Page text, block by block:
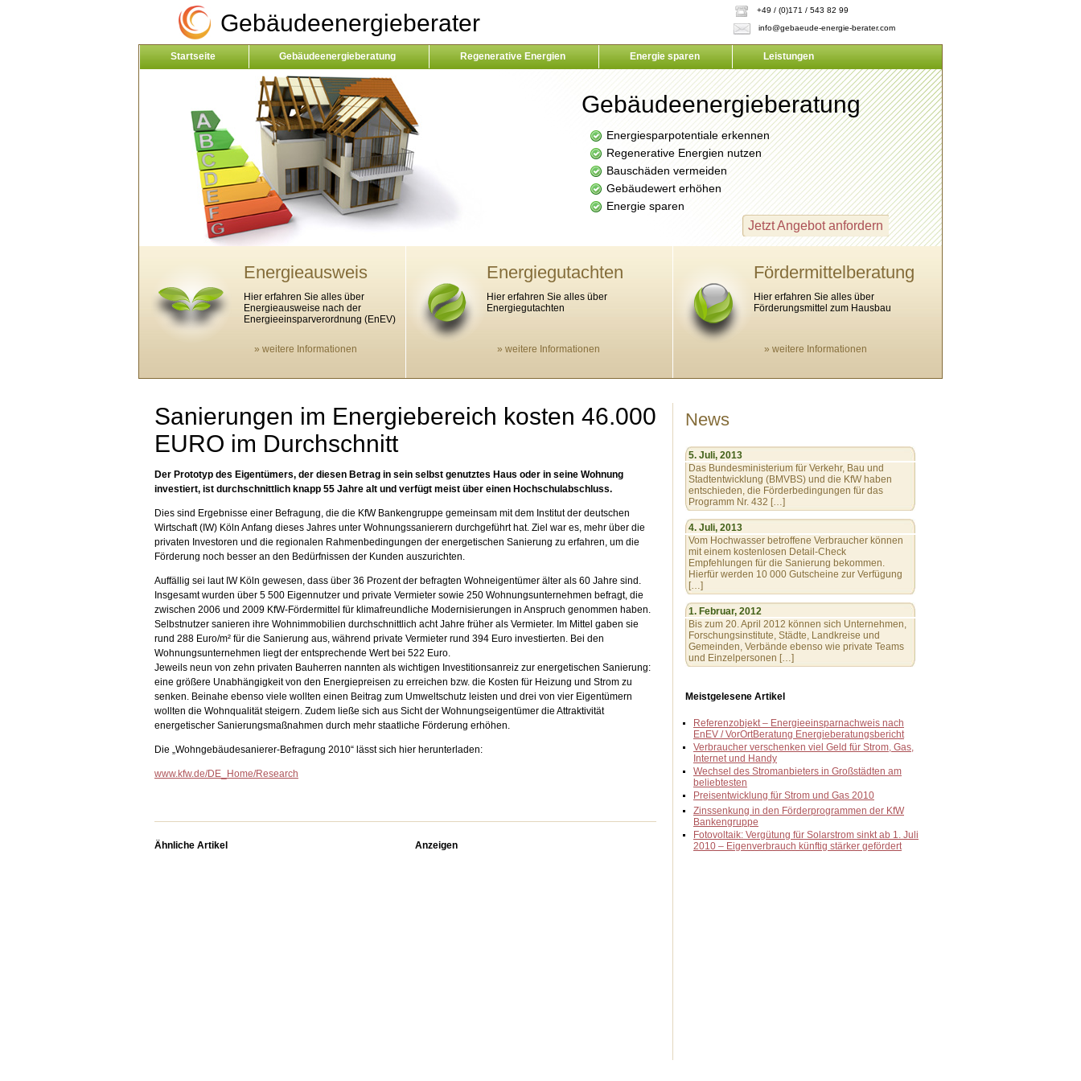
Gebäudeenergieberater
+49 / (0)171 / 543 82 99
info@gebaeude-energie-berater.com
Startseite Gebäudeenergieberatung Regenerative Energien Energie sparen Leistungen
Gebäudeenergieberatung
Energiesparpotentiale erkennen
Regenerative Energien nutzen
Bauschäden vermeiden
Gebäudewert erhöhen
Energie sparen
Jetzt Angebot anfordern
Energieausweis
Hier erfahren Sie alles über
Energieausweise nach der
Energieeinsparverordnung (EnEV)
» weitere Informationen
Energiegutachten
Hier erfahren Sie alles über
Energiegutachten
» weitere Informationen
Fördermittelberatung
Hier erfahren Sie alles über
Förderungsmittel zum Hausbau
» weitere Informationen
Sanierungen im Energiebereich kosten 46.000
EURO im Durchschnitt
Der Prototyp des Eigentümers, der diesen Betrag in sein selbst genutztes Haus oder in seine Wohnung
investiert, ist durchschnittlich knapp 55 Jahre alt und verfügt meist über einen Hochschulabschluss.
Dies sind Ergebnisse einer Befragung, die die KfW Bankengruppe gemeinsam mit dem Institut der deutschen
Wirtschaft (IW) Köln Anfang dieses Jahres unter Wohnungssanierern durchgeführt hat. Ziel war es, mehr über die
privaten Investoren und die regionalen Rahmenbedingungen der energetischen Sanierung zu erfahren, um die
Förderung noch besser an den Bedürfnissen der Kunden auszurichten.
Auffällig sei laut IW Köln gewesen, dass über 36 Prozent der befragten Wohneigentümer älter als 60 Jahre sind.
Insgesamt wurden über 5 500 Eigennutzer und private Vermieter sowie 250 Wohnungsunternehmen befragt, die
zwischen 2006 und 2009 KfW-Fördermittel für klimafreundliche Modernisierungen in Anspruch genommen haben.
Selbstnutzer sanieren ihre Wohnimmobilien durchschnittlich acht Jahre früher als Vermieter. Im Mittel gaben sie
rund 288 Euro/m² für die Sanierung aus, während private Vermieter rund 394 Euro investierten. Bei den
Wohnungsunternehmen liegt der entsprechende Wert bei 522 Euro.
Jeweils neun von zehn privaten Bauherren nannten als wichtigen Investitionsanreiz zur energetischen Sanierung:
eine größere Unabhängigkeit von den Energiepreisen zu erreichen bzw. die Kosten für Heizung und Strom zu
senken. Beinahe ebenso viele wollten einen Beitrag zum Umweltschutz leisten und drei von vier Eigentümern
wollten die Wohnqualität steigern. Zudem ließe sich aus Sicht der Wohnungseigentümer die Attraktivität
energetischer Sanierungsmaßnahmen durch mehr staatliche Förderung erhöhen.
Die „Wohngebäudesanierer-Befragung 2010“ lässt sich hier herunterladen:
www.kfw.de/DE_Home/Research
Ähnliche Artikel Anzeigen
News
5. Juli, 2013
Das Bundesministerium für Verkehr, Bau und
Stadtentwicklung (BMVBS) und die KfW haben
entschieden, die Förderbedingungen für das
Programm Nr. 432 […]
4. Juli, 2013
Vom Hochwasser betroffene Verbraucher können
mit einem kostenlosen Detail-Check
Empfehlungen für die Sanierung bekommen.
Hierfür werden 10 000 Gutscheine zur Verfügung
[…]
1. Februar, 2012
Bis zum 20. April 2012 können sich Unternehmen,
Forschungsinstitute, Städte, Landkreise und
Gemeinden, Verbände ebenso wie private Teams
und Einzelpersonen […]
Meistgelesene Artikel
Referenzobjekt – Energieeinsparnachweis nach
EnEV / VorOrtBeratung Energieberatungsbericht
Verbraucher verschenken viel Geld für Strom, Gas,
Internet und Handy
Wechsel des Stromanbieters in Großstädten am
beliebtesten
Preisentwicklung für Strom und Gas 2010
Zinssenkung in den Förderprogrammen der KfW
Bankengruppe
Fotovoltaik: Vergütung für Solarstrom sinkt ab 1. Juli
2010 – Eigenverbrauch künftig stärker gefördert